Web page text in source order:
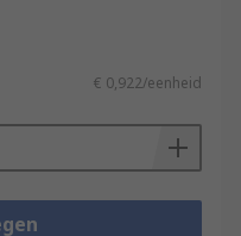
€ 0,922/eenheid